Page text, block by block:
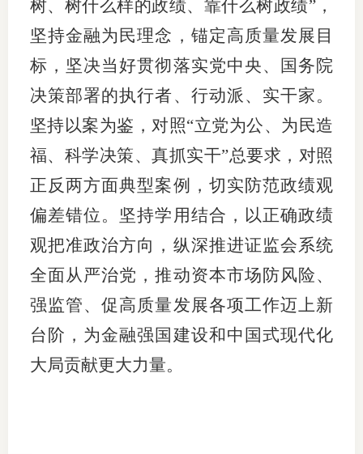
树、树什么样的政绩、靠什么树政绩”，
坚持金融为民理念，锚定高质量发展目
标，坚决当好贯彻落实党中央、国务院
决策部署的执行者、行动派、实干家。
坚持以案为鉴，对照“立党为公、为民造
福、科学决策、真抓实干”总要求，对照
正反两方面典型案例，切实防范政绩观
偏差错位。坚持学用结合，以正确政绩
观把准政治方向，纵深推进证监会系统
全面从严治党，推动资本市场防风险、
强监管、促高质量发展各项工作迈上新
台阶，为金融强国建设和中国式现代化
大局贡献更大力量。